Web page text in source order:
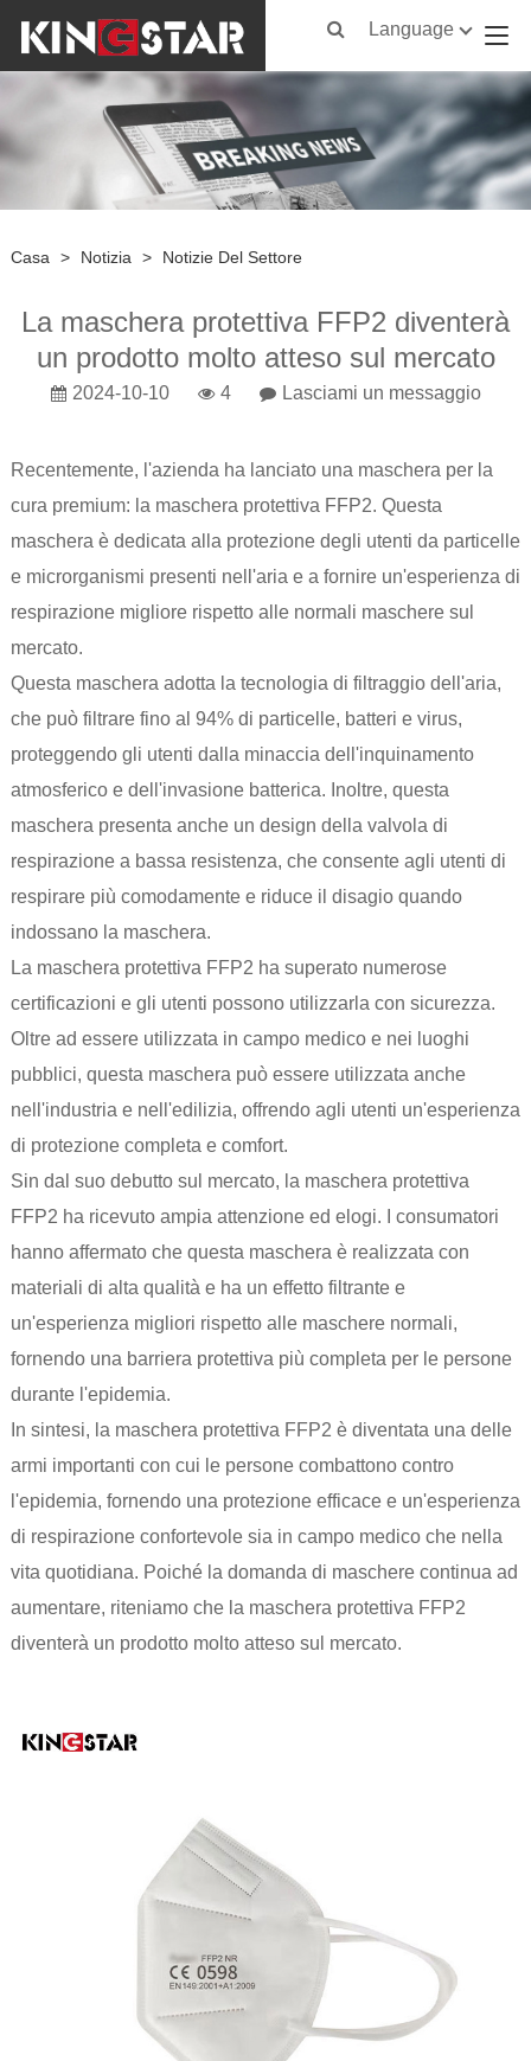
Language
Casa > Notizia > Notizie Del Settore
La maschera protettiva FFP2 diventerà
un prodotto molto atteso sul mercato
2024-10-10 4 Lasciami un messaggio
Recentemente, l'azienda ha lanciato una maschera per la
cura premium: la maschera protettiva FFP2. Questa
maschera è dedicata alla protezione degli utenti da particelle
e microrganismi presenti nell'aria e a fornire un'esperienza di
respirazione migliore rispetto alle normali maschere sul
mercato.
Questa maschera adotta la tecnologia di filtraggio dell'aria,
che può filtrare fino al 94% di particelle, batteri e virus,
proteggendo gli utenti dalla minaccia dell'inquinamento
atmosferico e dell'invasione batterica. Inoltre, questa
maschera presenta anche un design della valvola di
respirazione a bassa resistenza, che consente agli utenti di
respirare più comodamente e riduce il disagio quando
indossano la maschera.
La maschera protettiva FFP2 ha superato numerose
certificazioni e gli utenti possono utilizzarla con sicurezza.
Oltre ad essere utilizzata in campo medico e nei luoghi
pubblici, questa maschera può essere utilizzata anche
nell'industria e nell'edilizia, offrendo agli utenti un'esperienza
di protezione completa e comfort.
Sin dal suo debutto sul mercato, la maschera protettiva
FFP2 ha ricevuto ampia attenzione ed elogi. I consumatori
hanno affermato che questa maschera è realizzata con
materiali di alta qualità e ha un effetto filtrante e
un'esperienza migliori rispetto alle maschere normali,
fornendo una barriera protettiva più completa per le persone
durante l'epidemia.
In sintesi, la maschera protettiva FFP2 è diventata una delle
armi importanti con cui le persone combattono contro
l'epidemia, fornendo una protezione efficace e un'esperienza
di respirazione confortevole sia in campo medico che nella
vita quotidiana. Poiché la domanda di maschere continua ad
aumentare, riteniamo che la maschera protettiva FFP2
diventerà un prodotto molto atteso sul mercato.